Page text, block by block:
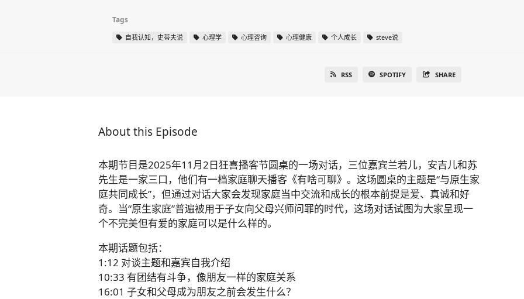
Tags
自我认知，史蒂夫说 心理学 心理咨询 心理健康 个人成长 steve说
RSS SPOTIFY SHARE
About this Episode
本期节目是2025年11月2日狂喜播客节圆桌的一场对话，三位嘉宾兰若儿，安吉儿和苏
先生是一家三口，他们有一档家庭聊天播客《有啥可聊》。这场圆桌的主题是“与原生家
庭共同成长”，但通过对话大家会发现家庭当中交流和成长的根本前提是爱、真诚和好
奇。当“原生家庭”普遍被用于子女向父母兴师问罪的时代，这场对话试图为大家呈现一
个不完美但有爱的家庭可以是什么样的。
本期话题包括：
1:12 对谈主题和嘉宾自我介绍
10:33 有团结有斗争，像朋友一样的家庭关系
16:01 子女和父母成为朋友之前会发生什么？